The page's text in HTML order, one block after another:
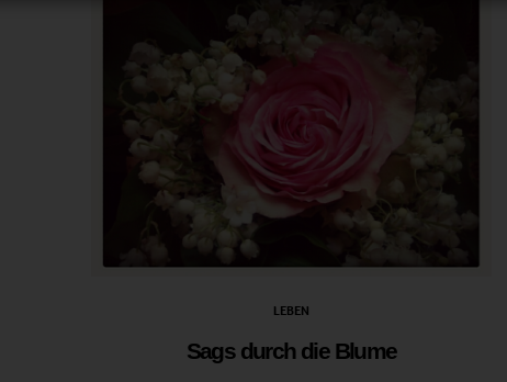
LEBEN
Sags durch die Blume